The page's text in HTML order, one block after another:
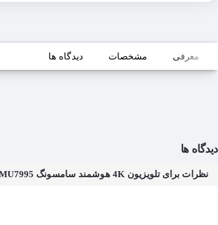
معرفی مشخصات دیدگاه ها
دیدگاه ها
نظرات برای تلویزیون 4K هوشمند سامسونگ LED TV SMART SAMSUNG 55MU7995 سایز 55 اینچ